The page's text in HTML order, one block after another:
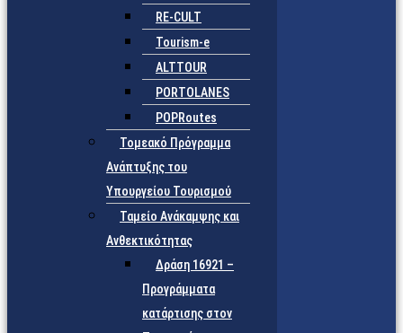
RE-CULT
Tourism-e
ALTTOUR
PORTOLANES
POPRoutes
Τομεακό Πρόγραμμα
Ανάπτυξης του
Υπουργείου Τουρισμού
Ταμείο Ανάκαμψης και
Ανθεκτικότητας
Δράση 16921 –
Προγράμματα
κατάρτισης στον